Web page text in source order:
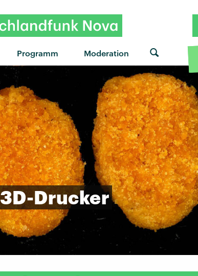
Programm Moderation
"Wo, man" von Peggy Gou ft. Ayra
3D-Drucker